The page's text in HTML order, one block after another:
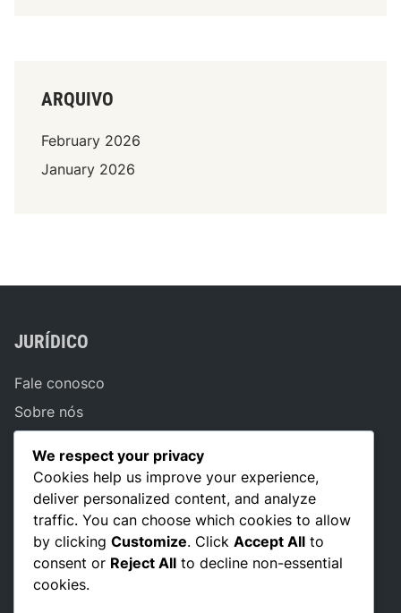
ARQUIVO
February 2026
January 2026
JURÍDICO
Fale conosco
Sobre nós
Termos de serviço
Política de privacidade
PESQUISAR
We respect your privacy
Cookies help us improve your experience,
deliver personalized content, and analyze
traffic. You can choose which cookies to allow
by clicking Customize. Click Accept All to
consent or Reject All to decline non-essential
cookies.